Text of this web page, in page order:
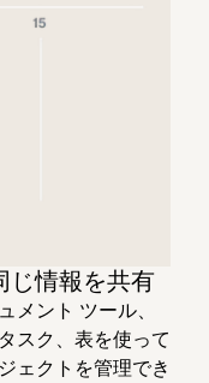
情報を共有
メント ツール、
スク、表を使って
ェクトを管理でき